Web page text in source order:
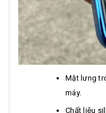
Mặt lưng
máy.
Chất liệu